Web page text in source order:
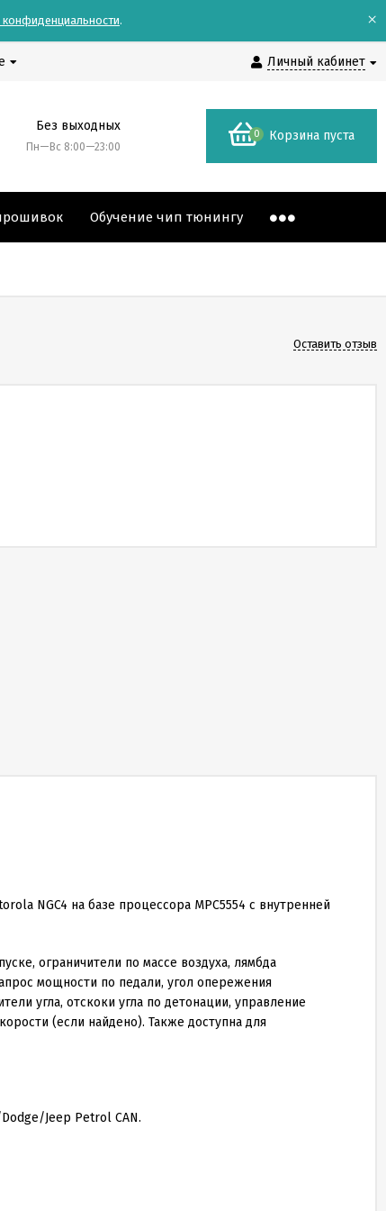
конфиденциальности. ×
Личный кабинет
Без выходных
Пн—Вс 8:00—23:00
0 Корзина пуста
Обучение чип тюнингу
Оставить отзыв
NGC4 на базе процессора MPC5554 с внутренней
ограничители по массе воздуха, лямбда
мощности по педали, угол опережения
угла, отскоки угла по детонации, управление
(если найдено). Также доступна для
Jeep Petrol CAN.